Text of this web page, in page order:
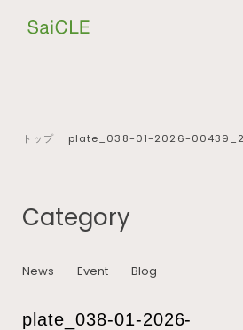
トップ − plate_038-01-2026-
Category
News Event Blog
plate_038-01-2026-